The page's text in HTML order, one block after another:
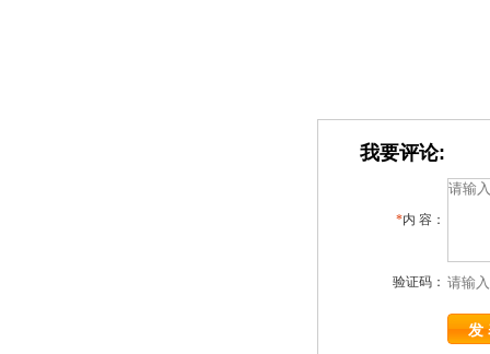
我要评论:
*内 容：
验证码：